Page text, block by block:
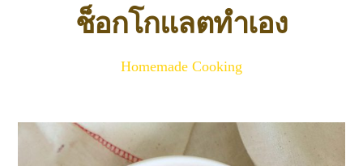
ช็อกโกแลตทำเอง
Homemade Cooking